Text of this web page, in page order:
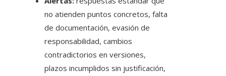
no atienden puntos concretos, falta
de documentación, evasión de
responsabilidad, cambios
contradictorios en versiones,
plazos incumplidos sin justificación,